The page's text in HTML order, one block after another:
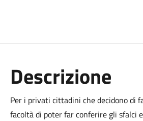
Descrizione
Per i privati cittadini che decidono di
facoltà di poter far conferire gli sfalci